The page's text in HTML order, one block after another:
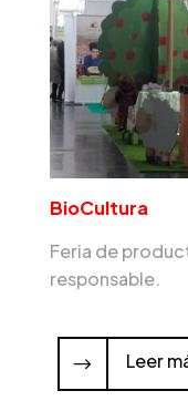
BioCultura
Feria de
responsable.
Leer